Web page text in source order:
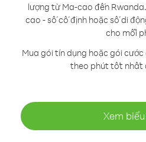
lượng từ Ma-cao đến Rwanda.
cao - số cố định hoặc số di
cho mỗi
Mua gói tín dụng hoặc gói
theo phút tốt nhất
Xem